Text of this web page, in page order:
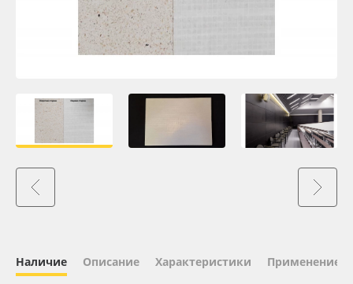
Oracal 641
Плёнка монтажная Oratape
ПЭТ листовой
ПЭТ бэклит
Баннер
Наличие Описание Характеристики Применение